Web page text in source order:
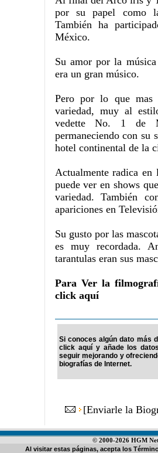
por su papel como
También ha
México.
Su amor por la
era un gran músico.
Pero por lo que mas
variedad, muy al
vedette No. 1 de
permaneciendo con su
hotel continental de la
Actualmente radica en
puede ver en shows
variedad. También
apariciones en
Su gusto por las
es muy recordada.
tarantulas eran sus
Para Ver la
click aquí
Si conoces algún dato más
click aquí y añade los
seguir mejorando y
biografías de Internet.
[Enviarle la
© 2000-2026 HGM
Al visitar estas páginas, acepta los